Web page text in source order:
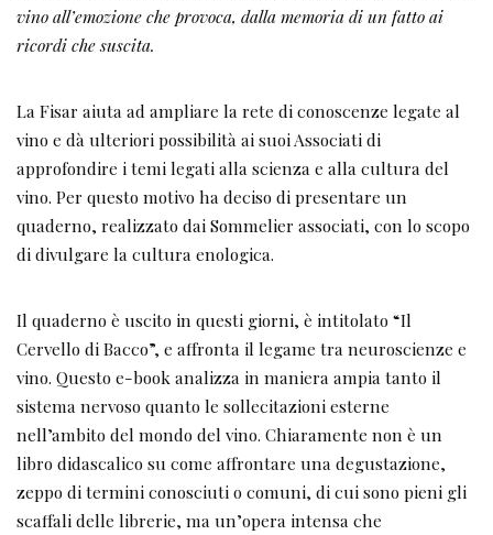
vino all’emozione che provoca, dalla memoria di un fatto ai
ricordi che suscita.
La Fisar aiuta ad ampliare la rete di conoscenze legate al
vino e dà ulteriori possibilità ai suoi Associati di
approfondire i temi legati alla scienza e alla cultura del
vino. Per questo motivo ha deciso di presentare un
quaderno, realizzato dai Sommelier associati, con lo scopo
di divulgare la cultura enologica.
Il quaderno è uscito in questi giorni, è intitolato “Il
Cervello di Bacco”, e affronta il legame tra neuroscienze e
vino. Questo e-book analizza in maniera ampia tanto il
sistema nervoso quanto le sollecitazioni esterne
nell’ambito del mondo del vino. Chiaramente non è un
libro didascalico su come affrontare una degustazione,
zeppo di termini conosciuti o comuni, di cui sono pieni gli
scaffali delle librerie, ma un’opera intensa che